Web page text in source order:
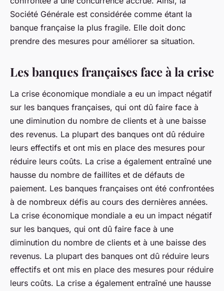
Société Générale est considérée comme étant la
banque française la plus fragile. Elle doit donc
prendre des mesures pour améliorer sa situation.
Les banques françaises face à la crise
La crise économique mondiale a eu un impact négatif
sur les banques françaises, qui ont dû faire face à
une diminution du nombre de clients et à une baisse
des revenus. La plupart des banques ont dû réduire
leurs effectifs et ont mis en place des mesures pour
réduire leurs coûts. La crise a également entraîné une
hausse du nombre de faillites et de défauts de
paiement. Les banques françaises ont été confrontées
à de nombreux défis au cours des dernières années.
La crise économique mondiale a eu un impact négatif
sur les banques, qui ont dû faire face à une
diminution du nombre de clients et à une baisse des
revenus. La plupart des banques ont dû réduire leurs
effectifs et ont mis en place des mesures pour réduire
leurs coûts. La crise a également entraîné une hausse